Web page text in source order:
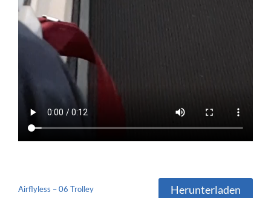
Airflyless – 06 Trolley Herunterladen